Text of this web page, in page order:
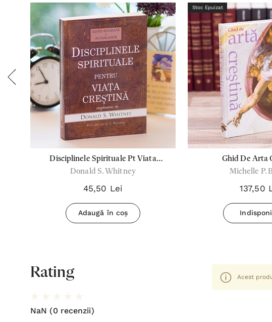
Disciplinele Spirituale Pt Viata
Crestina
Donald S. Whitney
45,50 Lei
Adaugă în coș
Stoc Epuizat
Ghid De Arta
Michelle P.
137,50
Rating
NaN (0 recenzii)
Acest